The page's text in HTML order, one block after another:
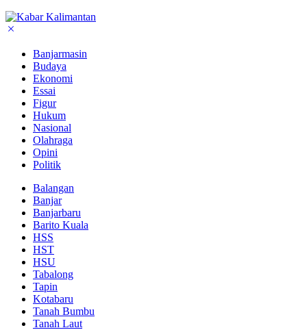
Banjarmasin
Budaya
Ekonomi
Essai
Figur
Hukum
Nasional
Olahraga
Opini
Politik
Balangan
Banjar
Banjarbaru
Barito Kuala
HSS
HST
HSU
Tabalong
Tapin
Kotabaru
Tanah Bumbu
Tanah Laut